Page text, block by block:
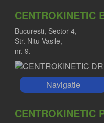
CENTROKINETIC
Bucuresti, Sector 4,
Str. Nitu Vasile,
nr. 9.
Navigatie
CENTROKINETIC